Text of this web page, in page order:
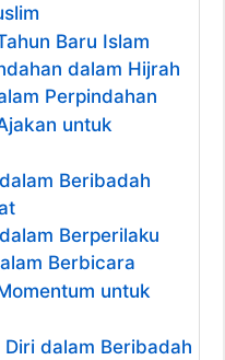
Baru Islam
dalam Hijrah
Perpindahan
untuk
Beribadah
Berperilaku
Berbicara
untuk
dalam Beribadah